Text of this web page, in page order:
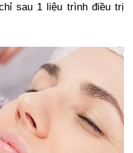
sau 1 liệu trình điều trị